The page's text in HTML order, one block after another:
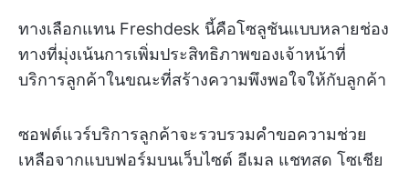
ทางเลือกแทน Freshdesk นี้คือโซลูชันแบบหลายช่อง
ทางที่มุ่งเน้นการเพิ่มประสิทธิภาพของเจ้าหน้าที่
บริการลูกค้าในขณะที่สร้างความพึงพอใจให้กับลูกค้า
ซอฟต์แวร์บริการลูกค้าจะรวบรวมคำขอความช่วย
เหลือจากแบบฟอร์มบนเว็บไซต์ อีเมล แชทสด โซเชีย